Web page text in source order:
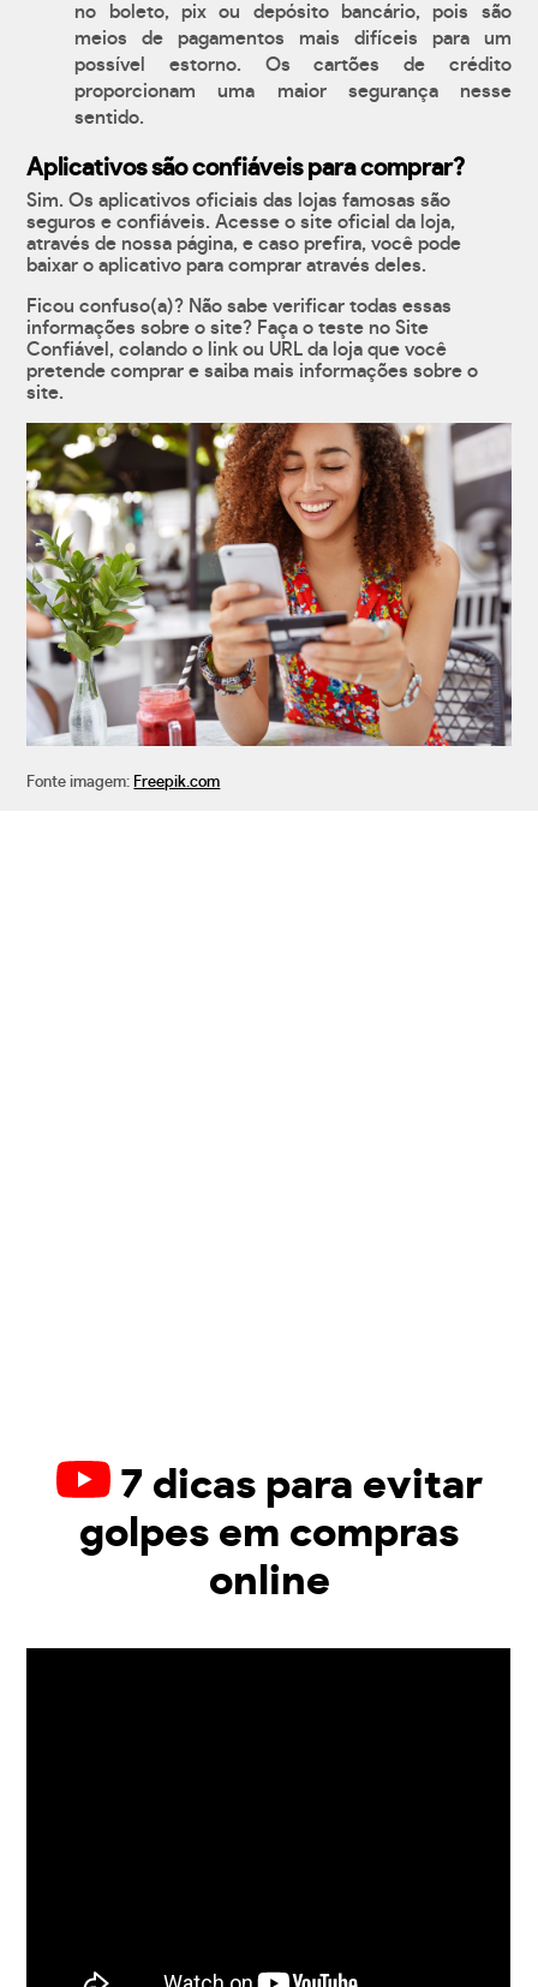
no boleto, pix ou depósito bancário, pois são
meios de pagamentos mais difíceis para um
possível estorno. Os cartões de crédito
proporcionam uma maior segurança nesse
sentido.
Aplicativos são confiáveis para comprar?
Sim. Os aplicativos oficiais das lojas famosas são
seguros e confiáveis. Acesse o site oficial da loja,
através de nossa página, e caso prefira, você pode
baixar o aplicativo para comprar através deles.
Ficou confuso(a)? Não sabe verificar todas essas
informações sobre o site? Faça o teste no Site
Confiável, colando o link ou URL da loja que você
pretende comprar e saiba mais informações sobre o
site.
Fonte imagem: Freepik.com
7 dicas para evitar
golpes em compras
online